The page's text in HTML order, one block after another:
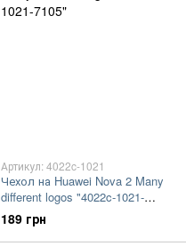
Артикул: 4022c-1021
Чехол на Huawei Nova 2 Many
different logos "4022c-1021-
7105"
189 грн